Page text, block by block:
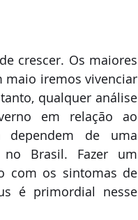
crescer. Os maiores
maio iremos vivenciar
qualquer análise
em relação ao
dependem de uma
Brasil. Fazer um
com os sintomas de
é primordial nesse